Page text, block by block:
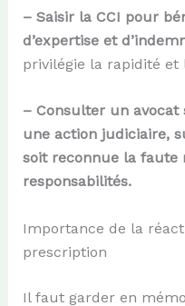
– Saisir la CCI pour
d’expertise et
privilégie la rapidité et
– Consulter un avocat
une action judiciaire,
soit reconnue la faute
responsabilités.
Importance de la
prescription
Il faut garder en